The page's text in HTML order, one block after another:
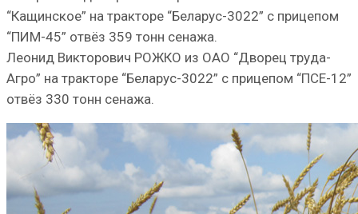
“Кащинское” на тракторе “Беларус-3022” с прицепом
“ПИМ-45” отвёз 359 тонн сенажа.
Леонид Викторович РОЖКО из ОАО “Дворец труда-
Агро” на тракторе “Беларус-3022” с прицепом “ПСЕ-12”
отвёз 330 тонн сенажа.